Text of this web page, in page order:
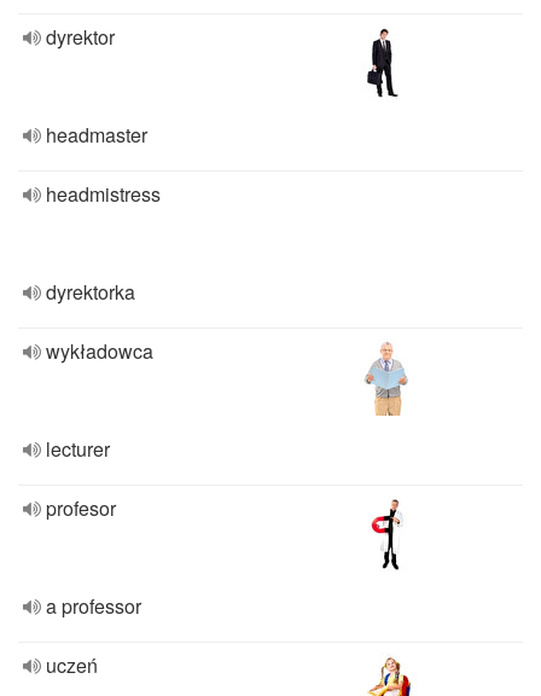
dyrektor
headmaster
headmistress
dyrektorka
wykładowca
lecturer
profesor
a professor
uczeń